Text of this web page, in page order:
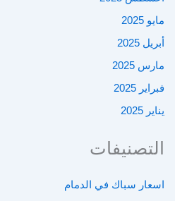
مايو 2025
أبريل 2025
مارس 2025
فبراير 2025
يناير 2025
التصنيفات
اسعار سباك في الدمام